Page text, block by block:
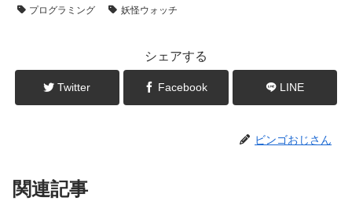
プログラミング
妖怪ウォッチ
シェアする
Twitter Facebook LINE
ビンゴおじさん
関連記事